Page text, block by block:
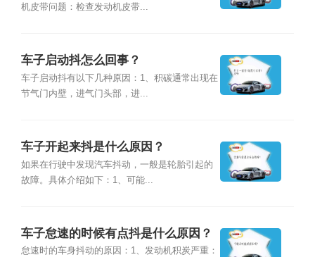
机皮带问题：检查发动机皮带...
车子启动抖怎么回事？
车子启动抖有以下几种原因：1、积碳通常出现在
节气门内壁，进气门头部，进...
车子开起来抖是什么原因？
如果在行驶中发现汽车抖动，一般是轮胎引起的
故障。具体介绍如下：1、可能...
车子怠速的时候有点抖是什么原因？
怠速时的车身抖动的原因：1、发动机积炭严重：